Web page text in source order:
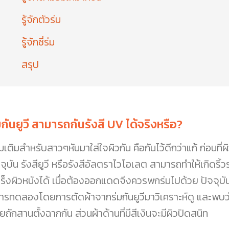
รู้จักตัวร่ม
รู้จักซี่ร่ม
สรุป
นยูวี สามารถกันรังสี UV ได้จริงหรือ?
เติมสำหรับสาวๆหันมาใส่ใจผิวกัน คือกันไว้ดีกว่าแก้ ก่อนที่
บัน รังสียูวี หรือรังสีอัลตราไวโอเลต สามารถทำให้เกิดริ้
ร็งผิวหนังได้ เมื่อต้องออกแดดจึงควรพกร่มไปด้วย ปัจจุ
รทดลองโดยการตัดผ้าจากร่มกันยูวีมาวิเคราะห์ดู และพ
ถักสานตั้งฉากกัน ส่วนผ้าด้านที่มีสีเงินจะมีผิวปิดสนิท